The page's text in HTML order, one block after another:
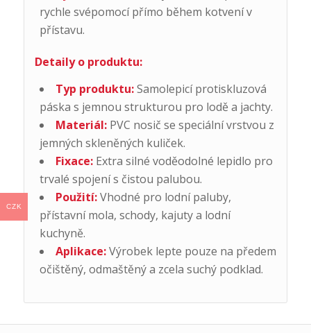
rychle svépomocí přímo během kotvení v
přístavu.
Detaily o produktu:
Typ produktu:Samolepicí protiskluzová
páska s jemnou strukturou pro lodě a jachty.
Materiál:PVC nosič se speciální vrstvou z
jemných skleněných kuliček.
Fixace:Extra silné voděodolné lepidlo pro
trvalé spojení s čistou palubou.
Použití:Vhodné pro lodní paluby,
přístavní mola, schody, kajuty a lodní
kuchyně.
Aplikace:Výrobek lepte pouze na předem
očištěný, odmaštěný a zcela suchý podklad.
CZK